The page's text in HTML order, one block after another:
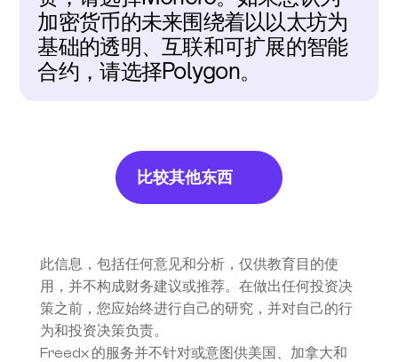
加密货币的未来围绕着以以太坊为
基础的透明、互联和可扩展的智能
合约，请选择Polygon。
比较其他东西
此信息，包括任何意见和分析，仅供教育目的使
用，并不构成财务建议或推荐。在做出任何投资决
策之前，您应始终进行自己的研究，并对自己的行
为和投资决策负责。
Freedx 的服务并不针对或意图供美国、加拿大和